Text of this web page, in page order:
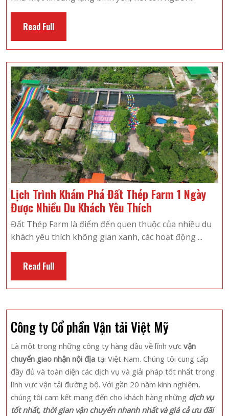
Trải
Dẫn
Khi
Đến
Tây
Thiên
Du
Lịch
Read FullRead
Full
Lịch Trình Khám Phá Đất Thép Farm 1 Ngày
Được Nhiều Du Khách Yêu Thích
Trình
Khám
Phá
Farm
Ngày
Được
Nhiều
Du
Khách
Yêu
Thích
Đất Thép Farm là điểm đến quen thuộc của nhiều du
khách yêu thích không gian xanh, các hoạt động ...
Read FullRead
Full
Công ty Cổ phần Vận tải Việt Mỹ
Là một trong những công ty hàng đầu về lĩnh vực vận
chuyển giao nhận nội địa tại Việt Nam. Chúng tôi cung cấp
đầy đủ và toàn diện các dịch vụ và giải pháp tốt nhất trong
lĩnh vực vận tải đường bộ. Với gần 20 năm kinh nghiệm,
chúng tôi cam kết mang đến cho khách hàng những dịch vụ
tốt nhất, thời gian vận chuyển nhanh nhất và giá cả ưu đãi